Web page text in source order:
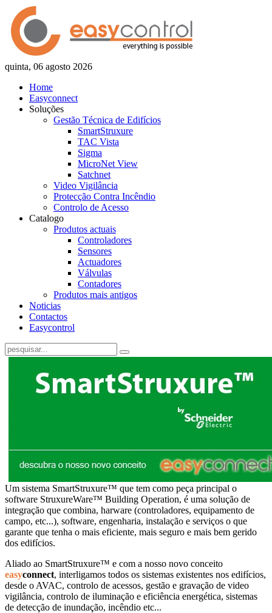
quinta, 06 agosto 2026
Home
Easyconnect
Soluções
Gestão Técnica de Edifícios
SmartStruxure
TAC Vista
Sigma
MicroNet View
Satchnet
Video Vigilância
Protecção Contra Incêndio
Controlo de Acesso
Catalogo
Produtos actuais
Controladores
Sensores
Actuadores
Válvulas
Contadores
Produtos mais antigos
Noticias
Contactos
Easycontrol
Um sistema SmartStruxure™ que tem como peça principal o
software StruxureWare™ Building Operation, é uma solução de
integração que combina, harware (controladores, equipamento de
campo, etc...), software, engenharia, instalação e serviços o que
garante que tenha o mais eficiente, mais seguro e mais bem gerido
dos edifícios.
Aliado ao SmartStruxure™ e com a nosso novo conceito
easyconnect, interligamos todos os sistemas existentes nos edifícios,
desde o AVAC, controlo de acessos, gestão e gravação de video
vigilância, controlo de iluminação e eficiência energética, sistemas
de detecção de inundação, incêndio etc...